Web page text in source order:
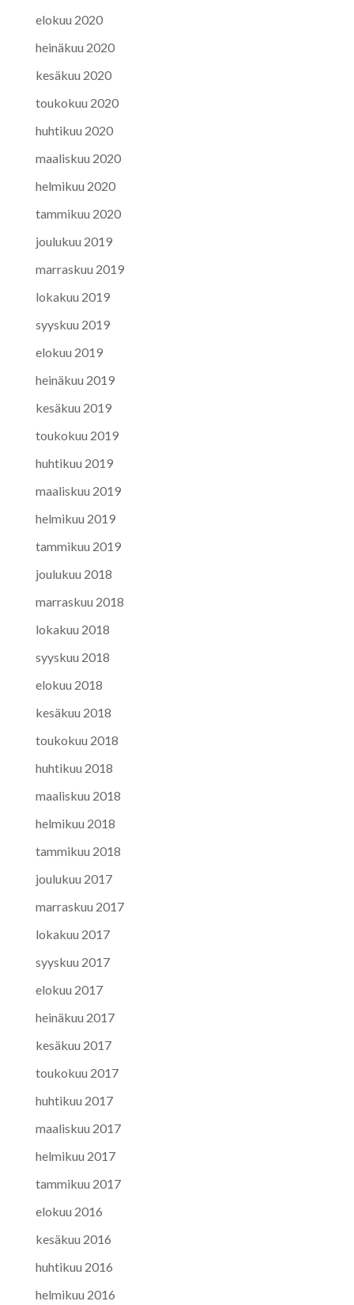
elokuu 2020
heinäkuu 2020
kesäkuu 2020
toukokuu 2020
huhtikuu 2020
maaliskuu 2020
helmikuu 2020
tammikuu 2020
joulukuu 2019
marraskuu 2019
lokakuu 2019
syyskuu 2019
elokuu 2019
heinäkuu 2019
kesäkuu 2019
toukokuu 2019
huhtikuu 2019
maaliskuu 2019
helmikuu 2019
tammikuu 2019
joulukuu 2018
marraskuu 2018
lokakuu 2018
syyskuu 2018
elokuu 2018
kesäkuu 2018
toukokuu 2018
huhtikuu 2018
maaliskuu 2018
helmikuu 2018
tammikuu 2018
joulukuu 2017
marraskuu 2017
lokakuu 2017
syyskuu 2017
elokuu 2017
heinäkuu 2017
kesäkuu 2017
toukokuu 2017
huhtikuu 2017
maaliskuu 2017
helmikuu 2017
tammikuu 2017
elokuu 2016
kesäkuu 2016
huhtikuu 2016
helmikuu 2016